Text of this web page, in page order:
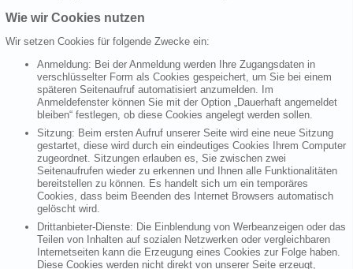
Wie wir Cookies nutzen
Wir setzen Cookies für folgende Zwecke ein:
Anmeldung: Bei der Anmeldung werden Ihre Zugangsdaten in
verschlüsselter Form als Cookies gespeichert, um Sie bei einem
späteren Seitenaufruf automatisiert anzumelden. Im
Anmeldefenster können Sie mit der Option „Dauerhaft angemeldet
bleiben“ festlegen, ob diese Cookies angelegt werden sollen.
Sitzung: Beim ersten Aufruf unserer Seite wird eine neue Sitzung
gestartet, diese wird durch ein eindeutiges Cookies Ihrem Computer
zugeordnet. Sitzungen erlauben es, Sie zwischen zwei
Seitenaufrufen wieder zu erkennen und Ihnen alle Funktionalitäten
bereitstellen zu können. Es handelt sich um ein temporäres
Cookies, dass beim Beenden des Internet Browsers automatisch
gelöscht wird.
Drittanbieter-Dienste: Die Einblendung von Werbeanzeigen oder das
Teilen von Inhalten auf sozialen Netzwerken oder vergleichbaren
Internetseiten kann die Erzeugung eines Cookies zur Folge haben.
Diese Cookies werden nicht direkt von unserer Seite erzeugt,